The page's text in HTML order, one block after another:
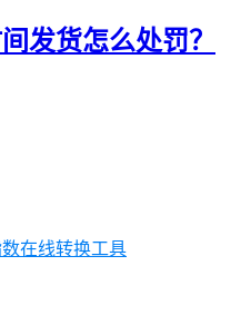
发货怎么处罚？
在线转换工具